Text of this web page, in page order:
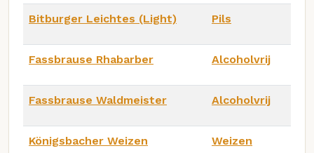
Bitburger Leichtes (Light) Pils
Fassbrause Rhabarber Alcoholvrij
Fassbrause Waldmeister Alcoholvrij
Königsbacher Weizen Weizen